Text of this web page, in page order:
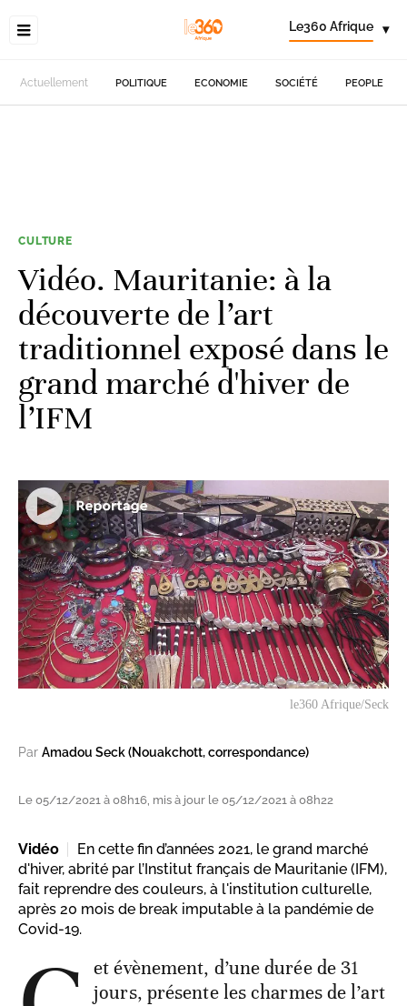
Le360 Afrique ▾
Actuellement POLITIQUE ECONOMIE SOCIÉTÉ PEOPLE
CULTURE
Vidéo. Mauritanie: à la
découverte de l’art
traditionnel exposé dans le
grand marché d'hiver de
l’IFM
le360 Afrique/Seck
Par Amadou Seck (Nouakchott, correspondance)
Le 05/12/2021 à 08h16, mis à jour le 05/12/2021 à 08h22
Vidéo
En cette fin d’années 2021, le grand marché
d'hiver, abrité par l’Institut français de Mauritanie (IFM),
fait reprendre des couleurs, à l'institution culturelle,
après 20 mois de break imputable à la pandémie de
Covid-19.
et évènement, d’une durée de 31
jours, présente les charmes de l’art